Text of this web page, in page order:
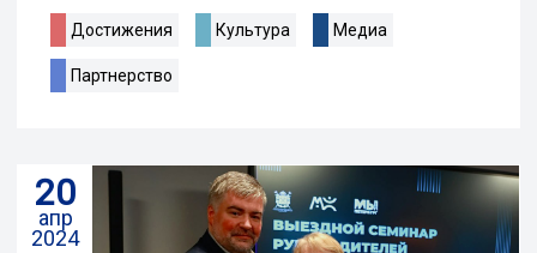
Достижения Культура Медиа
Партнерство
20
апр
2024